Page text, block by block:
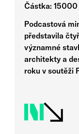
Částka: 15000
Podcastová
představila
významné
architekty a
roku v soutěži